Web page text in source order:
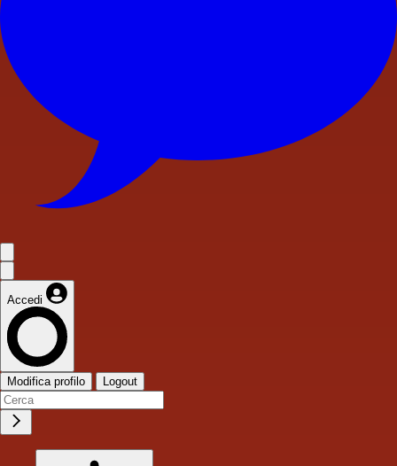
Accedi
Modifica profilo Logout